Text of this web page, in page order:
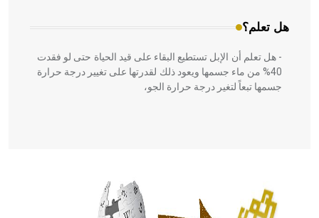
هل تعلم؟
- هل تعلم أن الإبل تستطيع البقاء على قيد الحياة حتى لو فقدت
40% من ماء جسمها ويعود ذلك لقدرتها على تغيير درجة حرارة
جسمها تبعاً لتغير درجة حرارة الجو،
الحكم، الأدلة، تنظيم التغذية، ورسالته في جروح الرأس. ويعود
له الفضل بأنه حرر الطب من الدين والفلسفة.